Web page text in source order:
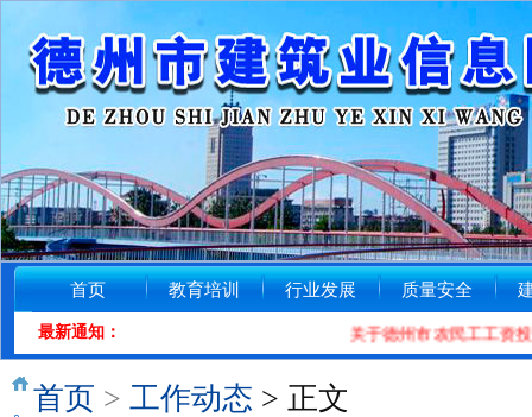
首页 教育培训 行业发展 质量安全
最新通知： 关于德州市农民工工资投诉
首页 > 工作动态 > 正文